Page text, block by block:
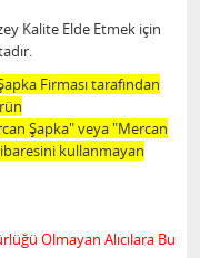
Kalite Elde Etmek için
Firması tarafından
Şapka" veya "Mercan
kullanmayan
Olmayan Alıcılara Bu